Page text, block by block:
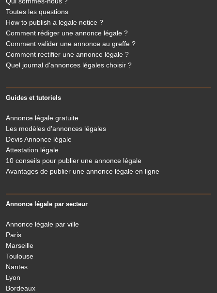
Toutes les questions
How to publish a legale notice ?
Comment rédiger une annonce légale ?
Comment valider une annonce au greffe ?
Comment rectifier une annonce légale ?
Quel journal d'annonces légales choisir ?
Guides et tutoriels
Annonce légale gratuite
Les modèles d'annonces légales
Devis Annonce légale
Attestation légale
10 conseils pour publier une annonce légale
Avantages de publier une annonce légale en ligne
Annonce légale par secteur
Annonce légale par ville
Paris
Marseille
Toulouse
Nantes
Lyon
Bordeaux